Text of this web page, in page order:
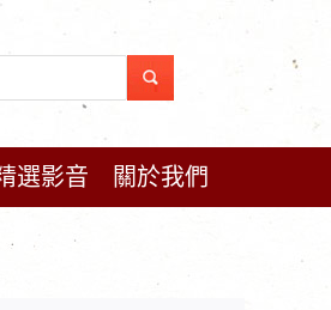
選影音 關於我們